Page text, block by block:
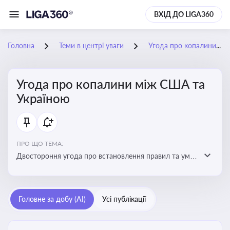
ВХІД ДО LIGA360
Головна Теми в центрі уваги Угода про копалини між США та Україною
Угода про копалини між США та
Україною
ПРО ЩО ТЕМА:
Двостороння угода про встановлення правил та умов
перспективи України
Головне за добу (AI) Усі публікації